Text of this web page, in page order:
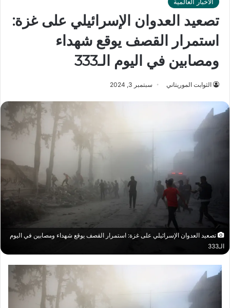
تصعيد العدوان الإسرائيلي على غزة:
استمرار القصف يوقع شهداء
ومصابين في اليوم الـ333
الثوابت الموريتاني سبتمبر 3, 2024
تصعيد العدوان الإسرائيلي على غزة: استمرار القصف يوقع شهداء ومصابين في اليوم
الـ333